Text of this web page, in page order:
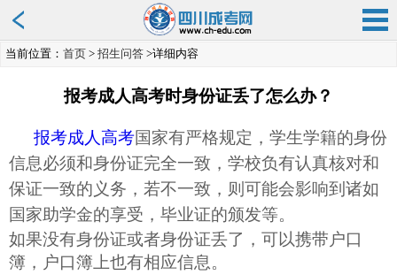
当前位置： 首页 > 招生问答 >详细内容
报考成人高考时身份证丢了怎么办？
报考成人高考国家有严格规定，学生学籍的身份
信息必须和身份证完全一致，学校负有认真核对和
保证一致的义务，若不一致，则可能会影响到诸如
国家助学金的享受，毕业证的颁发等。
如果没有身份证或者身份证丢了，可以携带户口
簿，户口簿上也有相应信息。